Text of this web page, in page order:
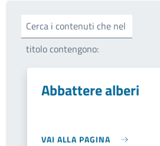
Cerca i contenuti che nel
titolo contengono:
Abbattere alberi
VAI ALLA PAGINA